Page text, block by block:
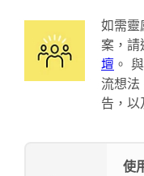
如需靈
案，請
壇 。
流想法
告，以
使